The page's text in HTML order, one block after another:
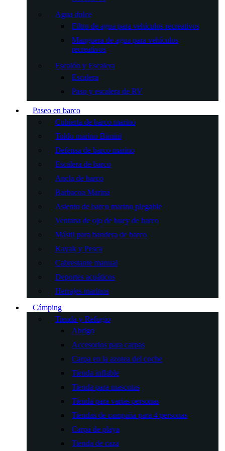
Agua dulce
Filtro de agua para vehículos recreativos
Manguera de agua para vehículos
recreativos
Escalón y Escalera
Escalera
Paso y escalera de RV
Paseo en barco
Cubierta de barco marino
Toldo marino Bimini
Defensa de barco marino
Escalera de barco
Ancla de barco
Barbacoa Marina
Asiento de barco marino plegable
Ventana de ojo de buey de barco
Mástil para bandera de barco
Kayak y Pesca
Cabrestante manual
Deportes acuáticos
Herrajes marinos
Cámping
Tienda y Refugio
Abrigo
Accesorios para carpas
Carpa en la azotea del coche
Tienda inflable
Tienda para mascotas
Tienda para varias personas
Tiendas de campaña para 4 personas
Carpa de playa
Tienda de caza